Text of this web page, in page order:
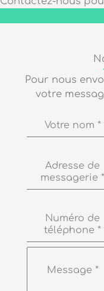
Pour nous
votre
Votre nom *
Adresse de
messagerie *
Numéro de
téléphone *
Message *